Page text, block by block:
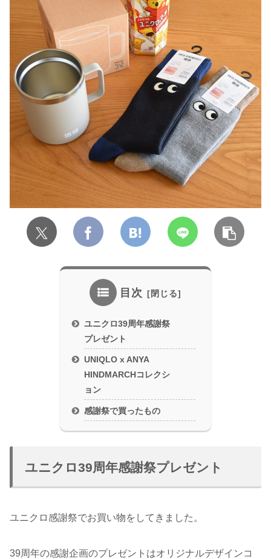
目次
ユニクロ39周年感謝祭
プレゼント
UNIQLO x ANYA
HINDMARCHコレクシ
ョン
感謝祭で買ったもの
ユニクロ39周年感謝祭プレゼント
ユニクロ感謝祭でお買い物をしてきました。
39周年の感謝企画のプレゼントはオリジナルデザインコ